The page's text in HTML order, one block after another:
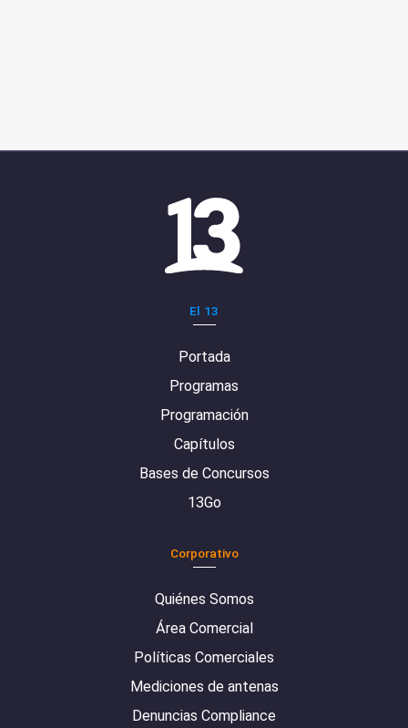
El 13
Portada
Programas
Programación
Capítulos
Bases de Concursos
13Go
Corporativo
Quiénes Somos
Área Comercial
Políticas Comerciales
Mediciones de antenas
Denuncias Compliance